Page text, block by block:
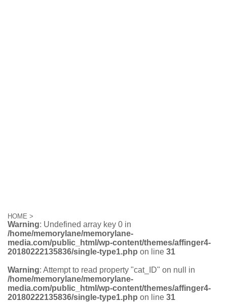
HOME >
Warning: Undefined array key 0 in
/home/memorylane/memorylane-
media.com/public_html/wp-content/themes/affinger4-
20180222135836/single-type1.php on line 31
Warning: Attempt to read property "cat_ID" on null in
/home/memorylane/memorylane-
media.com/public_html/wp-content/themes/affinger4-
20180222135836/single-type1.php on line 31